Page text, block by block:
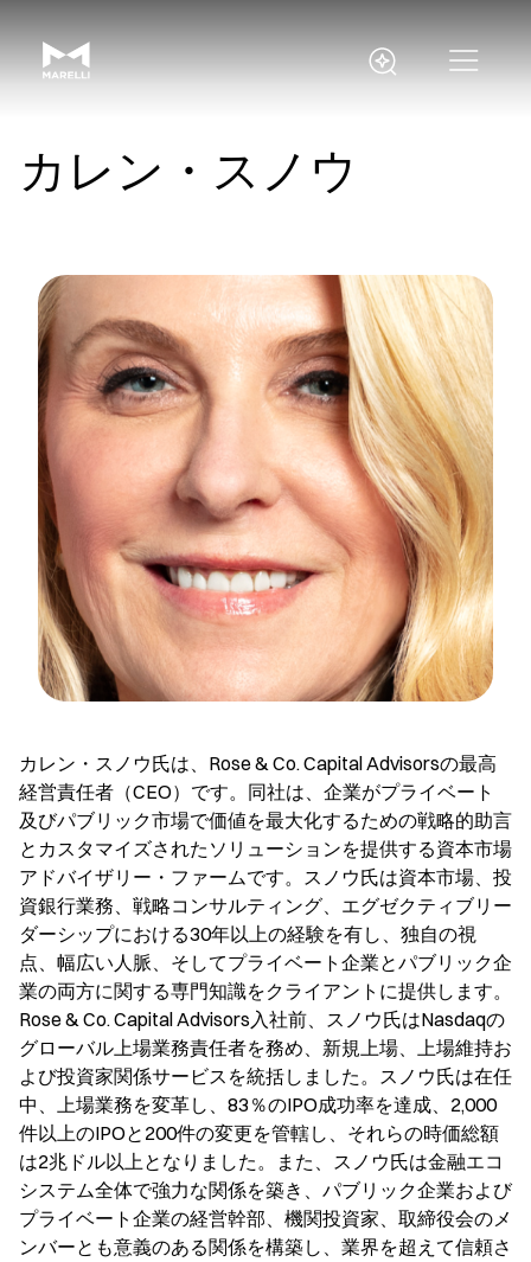
カレン・スノウ
カレン・スノウ氏は、Rose & Co. Capital Advisorsの最高
経営責任者（CEO）です。同社は、企業がプライベート
及びパブリック市場で価値を最大化するための戦略的助言
とカスタマイズされたソリューションを提供する資本市場
アドバイザリー・ファームです。スノウ氏は資本市場、投
資銀行業務、戦略コンサルティング、エグゼクティブリー
ダーシップにおける30年以上の経験を有し、独自の視
点、幅広い人脈、そしてプライベート企業とパブリック企
業の両方に関する専門知識をクライアントに提供します。
Rose & Co. Capital Advisors入社前、スノウ氏はNasdaqの
グローバル上場業務責任者を務め、新規上場、上場維持お
よび投資家関係サービスを統括しました。スノウ氏は在任
中、上場業務を変革し、83％のIPO成功率を達成、2,000
件以上のIPOと200件の変更を管轄し、それらの時価総額
は2兆ドル以上となりました。また、スノウ氏は金融エコ
システム全体で強力な関係を築き、パブリック企業および
プライベート企業の経営幹部、機関投資家、取締役会のメ
ンバーとも意義のある関係を構築し、業界を超えて信頼さ